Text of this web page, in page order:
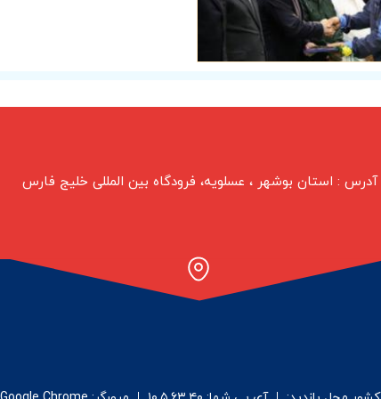
آدرس : استان بوشهر ‏، عسلویه، فرودگاه بین المللی خلیج فارس